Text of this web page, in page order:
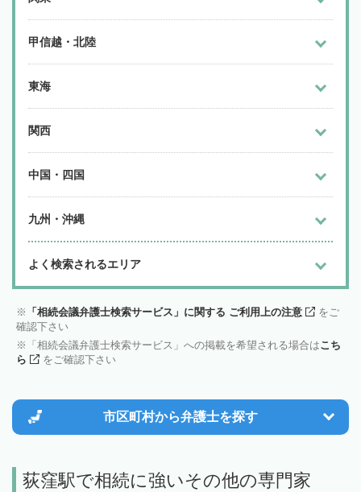
甲信越・北陸
東海
関西
中国・四国
九州・沖縄
よく検索されるエリア
「相続会議弁護士検索サービス」に関する ご利用上の注意
をご
確認下さい
「相続会議弁護士検索サービス」への掲載を希望される場合はこち
ら
をご確認下さい
市区町村から弁護士を探す
荻窪駅で相続に強いその他の専門家